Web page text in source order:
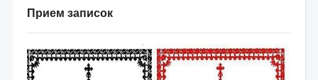
Прием записок